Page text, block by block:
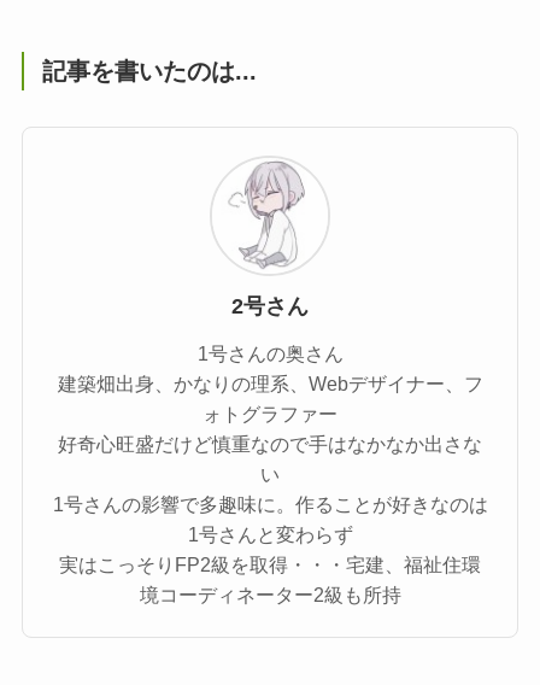
記事を書いたのは...
2号さん
1号さんの奥さん
建築畑出身、かなりの理系、Webデザイナー、フ
ォトグラファー
好奇心旺盛だけど慎重なので手はなかなか出さな
い
1号さんの影響で多趣味に。作ることが好きなのは
1号さんと変わらず
実はこっそりFP2級を取得・・・宅建、福祉住環
境コーディネーター2級も所持